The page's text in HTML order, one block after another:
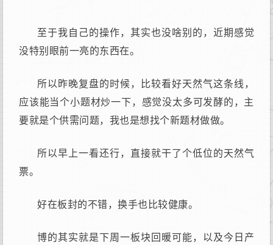
至于我自己的操作，其实也没啥别的，近期感觉
没特别眼前一亮的东西在。
所以昨晚复盘的时候，比较看好天然气这条线，
应该能当个小题材炒一下，感觉没太多可发酵的，主
要就是个供需问题，我也是想找个新题材做做。
所以早上一看还行，直接就干了个低位的天然气
票。
好在板封的不错，换手也比较健康。
博的其实就是下周一板块回暖可能，以及今日产